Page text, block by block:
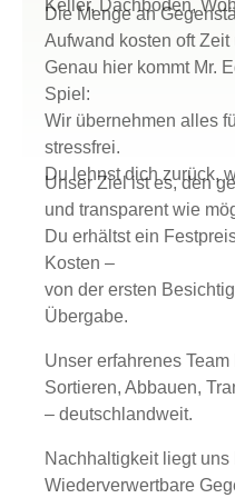
Keller, Dachboden,
Die Menge an
Aufwand kosten oft Zeit
Genau hier kommt Mr.
Spiel:
Wir übernehmen alles
stressfrei.
Du lehnst dich zurück,
Unser Ziel ist es, den
und transparent wie
Du erhältst ein
Kosten –
von der ersten
Übergabe.
Unser erfahrenes
Sortieren, Abbauen,
– deutschlandweit.
Nachhaltigkeit liegt
Wiederverwertbare